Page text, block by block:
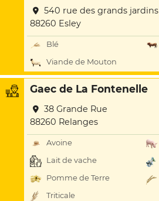
540 rue des grands jardins
88260 Esley
Blé
Viande de Mouton
Gaec de La Fontenelle
38 Grande Rue
88260 Relanges
Avoine
Lait de vache
Pomme de Terre
Triticale